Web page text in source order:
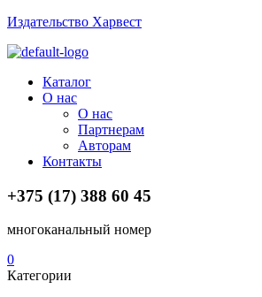
Издательство Харвест
Menu
Каталог
О нас
О нас
Партнерам
Авторам
Контакты
+375 (17) 388 60 45
многоканальный номер
0
Категории